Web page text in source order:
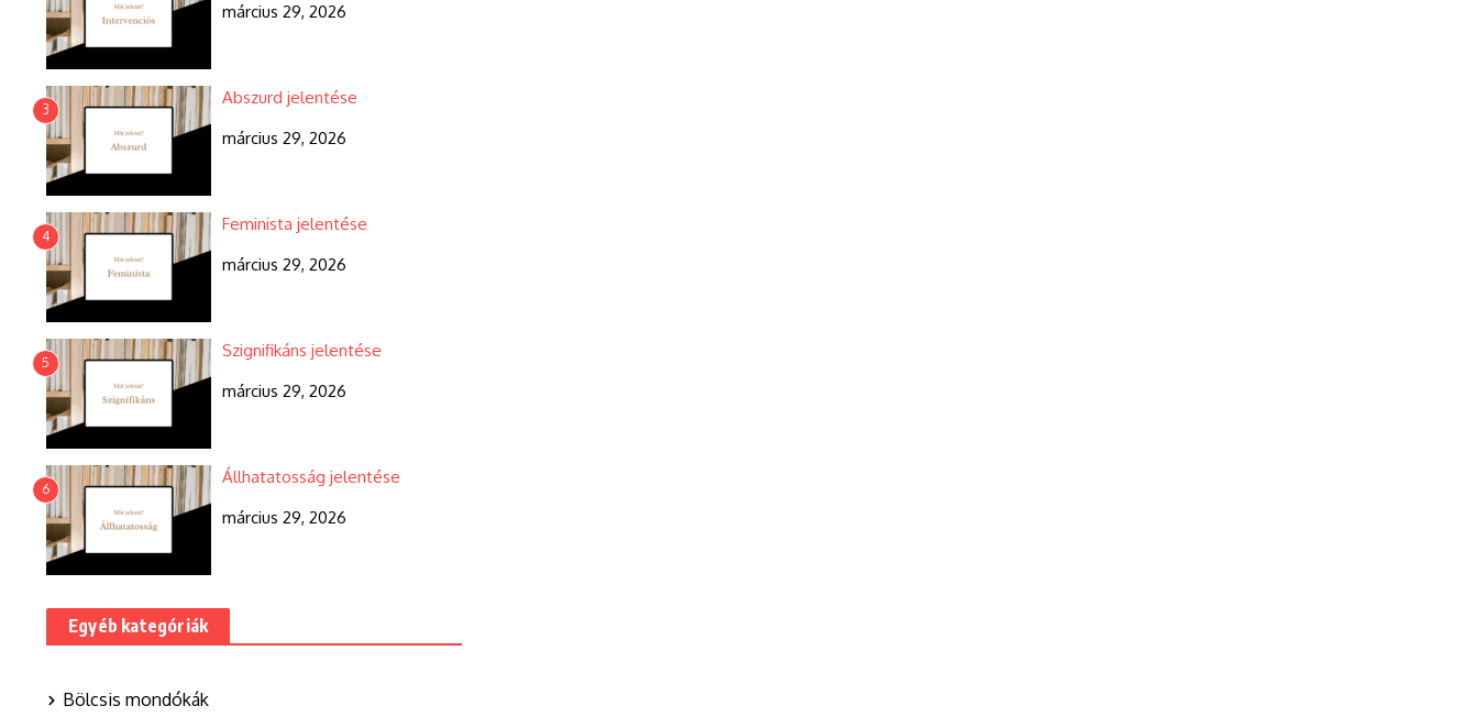
március 29, 2026
3
Abszurd jelentése
március 29, 2026
4
Feminista jelentése
március 29, 2026
5
Szignifikáns jelentése
március 29, 2026
6
Állhatatosság jelentése
március 29, 2026
Egyéb kategóriák
Bölcsis mondókák